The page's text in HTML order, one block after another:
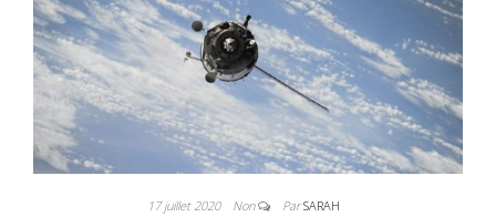
17 juillet 2020 Non ParSARAH